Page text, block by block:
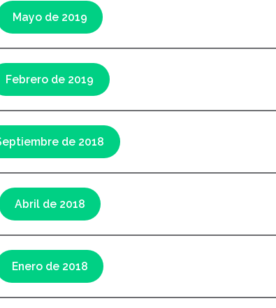
Mayo de 2019
Febrero de 2019
de 2018
Abril de 2018
Enero de 2018